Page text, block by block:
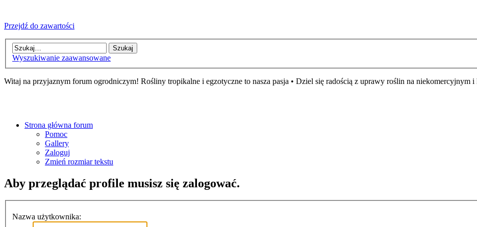
Przejdź do zawartości
Wyszukiwanie zaawansowane
Witaj na przyjaznym forum ogrodniczym! Rośliny tropikalne i egzotyczne to nasza pasja • Dziel się radością z uprawy roślin na niekomercyjnym
Strona główna forum
Pomoc
Gallery
Zaloguj
Zmień rozmiar tekstu
Aby przeglądać profile musisz się zalogować.
Nazwa użytkownika: